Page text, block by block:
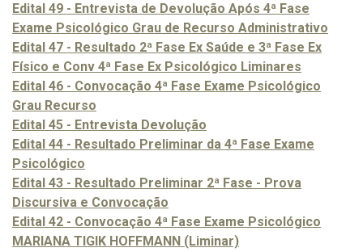
Edital 49 - Entrevista de Devolução Após 4ª Fase
Exame Psicológico Grau de Recurso Administrativo
Edital 47 - Resultado 2ª Fase Ex Saúde e 3ª Fase Ex
Físico e Conv 4ª Fase Ex Psicológico Liminares
Edital 46 - Convocação 4ª Fase Exame Psicológico
Grau Recurso
Edital 45 - Entrevista Devolução
Edital 44 - Resultado Preliminar da 4ª Fase Exame
Psicológico
Edital 43 - Resultado Preliminar 2ª Fase - Prova
Discursiva e Convocação
Edital 42 - Convocação 4ª Fase Exame Psicológico
MARIANA TIGIK HOFFMANN (Liminar)